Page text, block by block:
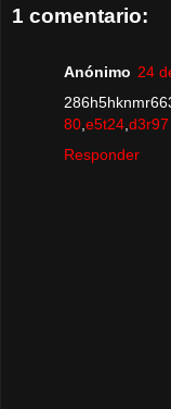
1 comentario:
Anónimo 24
80,e5t24,d3r97
Responder